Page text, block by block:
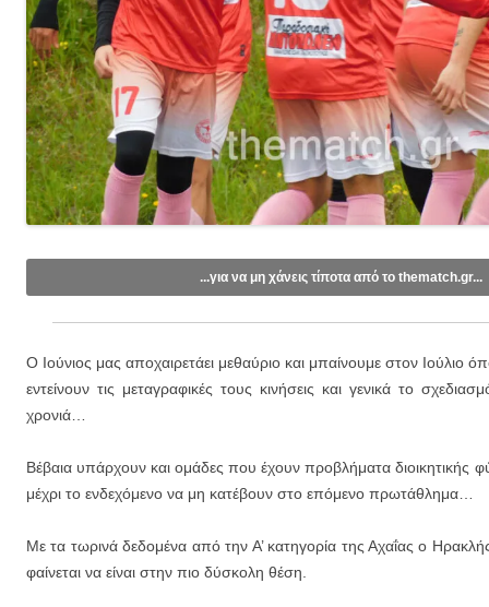
...για να μη χάνεις τίποτα από το thematch.gr...
Εγγραφείτε στο κανάλι μας στοYoutube.
Εγγραφείτε στις ενημερώσεις μέσω email (1 email/ημέρα):
Ο Ιούνιος μας αποχαιρετάει μεθαύριο και μπαίνουμε στον Ιούλιο
εντείνουν τις μεταγραφικές τους κινήσεις και γενικά το
χρονιά…
Βέβαια υπάρχουν και ομάδες που έχουν προβλήματα διοικητικής
μέχρι το ενδεχόμενο να μη κατέβουν στο επόμενο πρωτάθλημα…
Με τα τωρινά δεδομένα από την Α’ κατηγορία της Αχαΐας ο
φαίνεται να είναι στην πιο δύσκολη θέση.